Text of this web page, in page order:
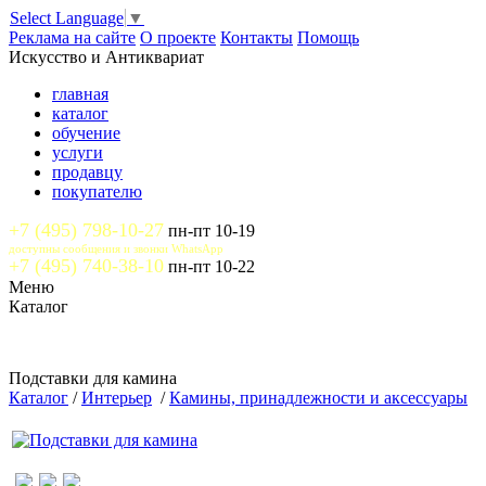
Select Language ▼
Реклама на сайте О проекте Контакты Помощь
Искусство и Антиквариат
главная
каталог
обучение
услуги
продавцу
покупателю
+7 (495) 798-10-27 пн-пт 10-19
доступны сообщения и звонки WhatsApp
+7 (495) 740-38-10 пн-пт 10-22
Меню
Каталог
Подставки для камина
Каталог /Интерьер /Камины, принадлежности и аксессуары